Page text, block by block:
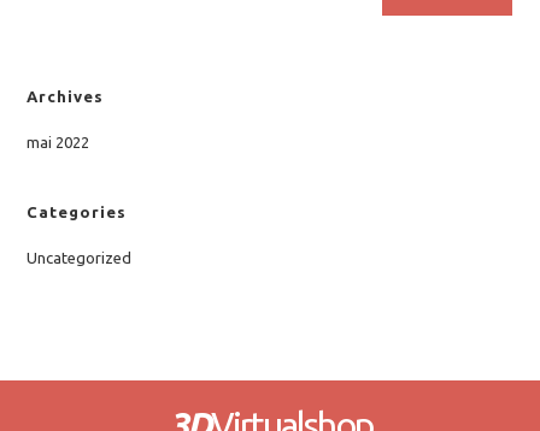
Archives
mai 2022
Categories
Uncategorized